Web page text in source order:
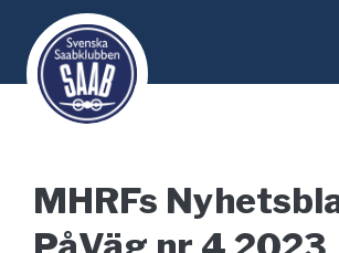
content
MHRFs